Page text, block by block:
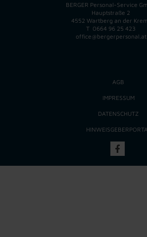
BERGER Personal-Service
Hauptstraße 2
4552 Wartberg an der
T 0664 96 25 423
office@bergerpersonal.at
AGB
IMPRESSUM
DATENSCHUTZ